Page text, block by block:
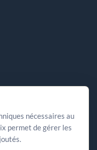
offres, comprendre les
nécessaires au
permet de gérer les